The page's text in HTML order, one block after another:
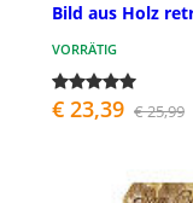
Bild aus Holz
VORRÄTIG
€ 23,39 € 25,99